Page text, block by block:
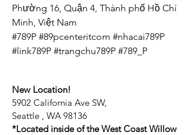
Phường 16, Quận 4, Thành phố Hồ Chí
Minh, Việt Nam
#789P #89pcenteritcom #nhacai789P
#link789P #trangchu789P #789_P
New Location!
5902 California Ave SW,
Seattle , WA 98136
*Located inside of the West Coast Willow